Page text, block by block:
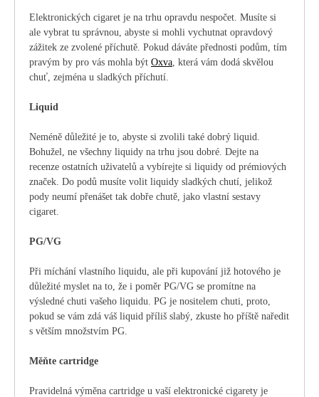
Elektronických cigaret je na trhu opravdu nespočet. Musíte si
ale vybrat tu správnou, abyste si mohli vychutnat opravdový
zážitek ze zvolené příchutě. Pokud dáváte přednosti podům, tím
pravým by pro vás mohla být Oxva , která vám dodá skvělou
chuť, zejména u sladkých příchutí.
Liquid
Neméně důležité je to, abyste si zvolili také dobrý liquid.
Bohužel, ne všechny liquidy na trhu jsou dobré. Dejte na
recenze ostatních uživatelů a vybírejte si liquidy od prémiových
značek. Do podů musíte volit liquidy sladkých chutí, jelikož
pody neumí přenášet tak dobře chutě, jako vlastní sestavy
cigaret.
PG/VG
Při míchání vlastního liquidu, ale při kupování již hotového je
důležité myslet na to, že i poměr PG/VG se promítne na
výsledné chuti vašeho liquidu. PG je nositelem chuti, proto,
pokud se vám zdá váš liquid příliš slabý, zkuste ho příště naředit
s větším množstvím PG.
Měňte cartridge
Pravidelná výměna cartridge u vaší elektronické cigarety je